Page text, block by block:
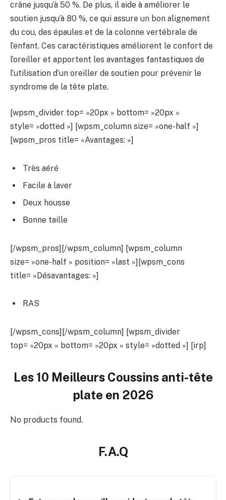
crâne jusqu’à 50 %. De plus, il aide à améliorer le
soutien jusqu’à 80 %, ce qui assure un bon alignement
du cou, des épaules et de la colonne vertébrale de
l’enfant. Ces caractéristiques améliorent le confort de
l’oreiller et apportent les avantages fantastiques de
l’utilisation d’un oreiller de soutien pour prévenir le
syndrome de la tête plate.
[wpsm_divider top= »20px » bottom= »20px »
style= »dotted »] [wpsm_column size= »one-half »]
[wpsm_pros title= »Avantages: »]
Très aéré
Facile à laver
Deux housse
Bonne taille
[/wpsm_pros][/wpsm_column] [wpsm_column
size= »one-half » position= »last »][wpsm_cons
title= »Désavantages: »]
RAS
[/wpsm_cons][/wpsm_column] [wpsm_divider
top= »20px » bottom= »20px » style= »dotted »] [irp]
Les 10 Meilleurs Coussins anti-tête
plate en 2026
No products found.
F.A.Q